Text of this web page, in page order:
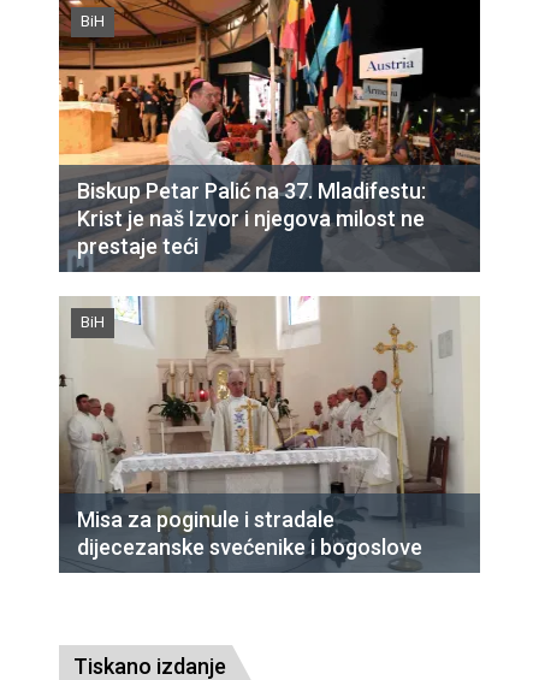
BiH
Biskup Petar Palić na 37. Mladifestu:
Krist je naš Izvor i njegova milost ne
prestaje teći
BiH
Misa za poginule i stradale
dijecezanske svećenike i bogoslove
Tiskano izdanje